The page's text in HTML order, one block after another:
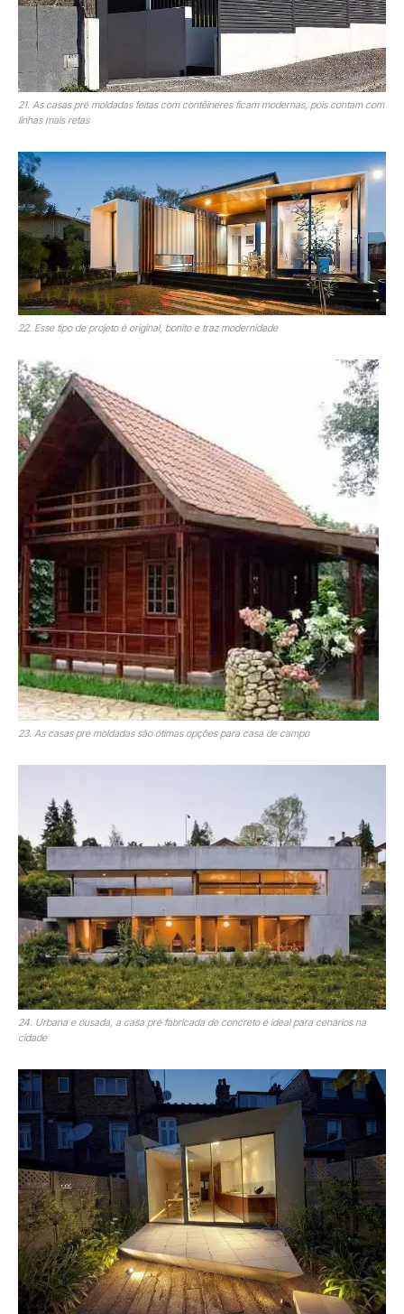
21. As casas pré moldadas feitas com contêineres ficam modernas, pois contam com
linhas mais retas
22. Esse tipo de projeto é original, bonito e traz modernidade
23. As casas pré moldadas são ótimas opções para casa de campo
24. Urbana e ousada, a casa pré fabricada de concreto é ideal para cenários na
cidade